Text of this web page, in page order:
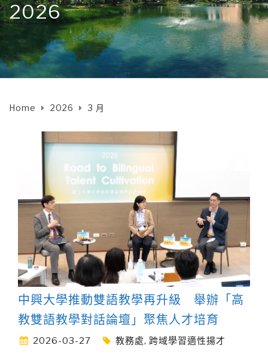
2026
Home 2026 3 月
中興大學推動雙語教學再升級 舉辦「高
教雙語教學對話論壇」聚焦人才培育
2026-03-27 教務處, 跨域學習適性揚才